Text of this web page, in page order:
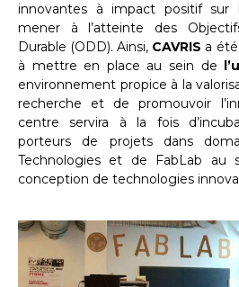
innovantes à impact positif
mener à l’atteinte des
Durable (ODD). Ainsi, CAVRIS a
à mettre en place au sein de
environnement propice à la
recherche et de promouvoir
centre servira à la fois
porteurs de projets dans
Technologies et de FabLab au
conception de technologies